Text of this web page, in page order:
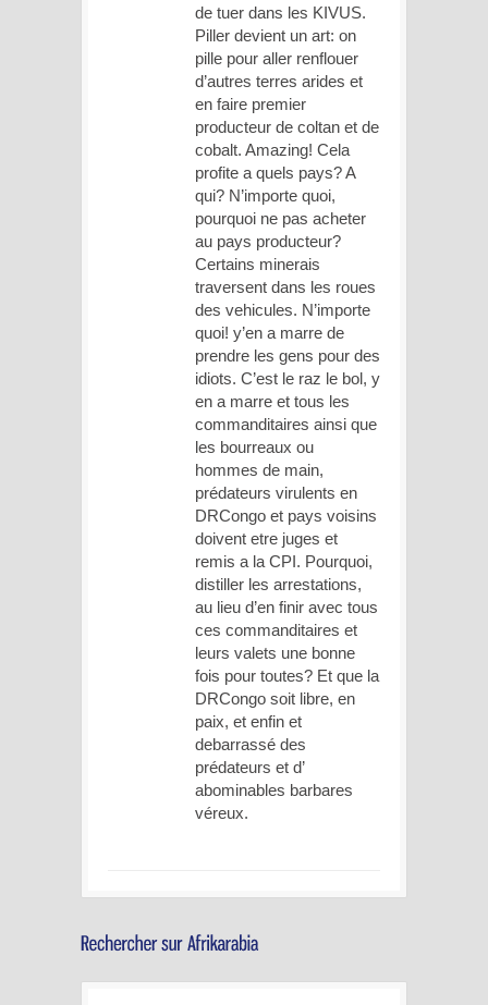
de tuer dans les KIVUS.
Piller devient un art: on
pille pour aller renflouer
d’autres terres arides et
en faire premier
producteur de coltan et de
cobalt. Amazing! Cela
profite a quels pays? A
qui? N’importe quoi,
pourquoi ne pas acheter
au pays producteur?
Certains minerais
traversent dans les roues
des vehicules. N’importe
quoi! y’en a marre de
prendre les gens pour des
idiots. C’est le raz le bol, y
en a marre et tous les
commanditaires ainsi que
les bourreaux ou
hommes de main,
prédateurs virulents en
DRCongo et pays voisins
doivent etre juges et
remis a la CPI. Pourquoi,
distiller les arrestations,
au lieu d’en finir avec tous
ces commanditaires et
leurs valets une bonne
fois pour toutes? Et que la
DRCongo soit libre, en
paix, et enfin et
debarrassé des
prédateurs et d’
abominables barbares
véreux.